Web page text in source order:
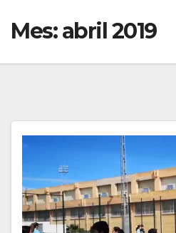
Mes:abril 2019